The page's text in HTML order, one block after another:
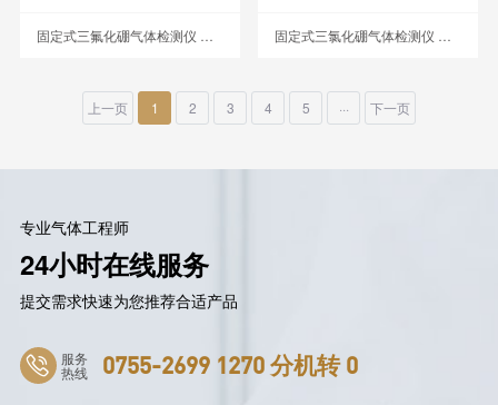
固定式三氟化硼气体检测仪 MIC-600-BF3 固定式三氯化硼气体检测仪 MIC-600-BCL3
上一页 1 2 3 4 5 ··· 下一页
专业气体工程师
24小时在线服务
提交需求快速为您推荐合适产品
服务
热线 0755-2699 1270 分机转 0